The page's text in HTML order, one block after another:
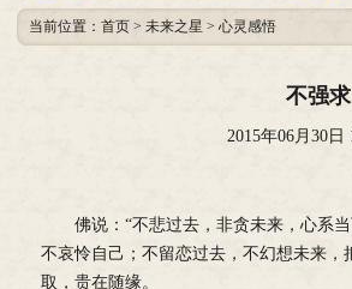
当前位置： 首页 > 未来之星 > 心灵感悟
不强
2015年06月30日
佛说：“不悲过去，非贪未来，心系
不哀怜自己；不留恋过去，不幻想未来
取，贵在随缘。